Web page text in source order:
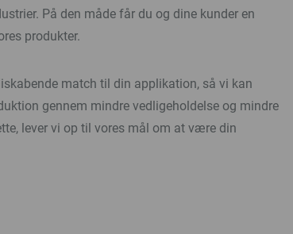
På den måde får du og dine kunder en
produkter.
match til din applikation, så vi kan
gennem mindre vedligeholdelse og mindre
lever vi op til vores mål om at være din